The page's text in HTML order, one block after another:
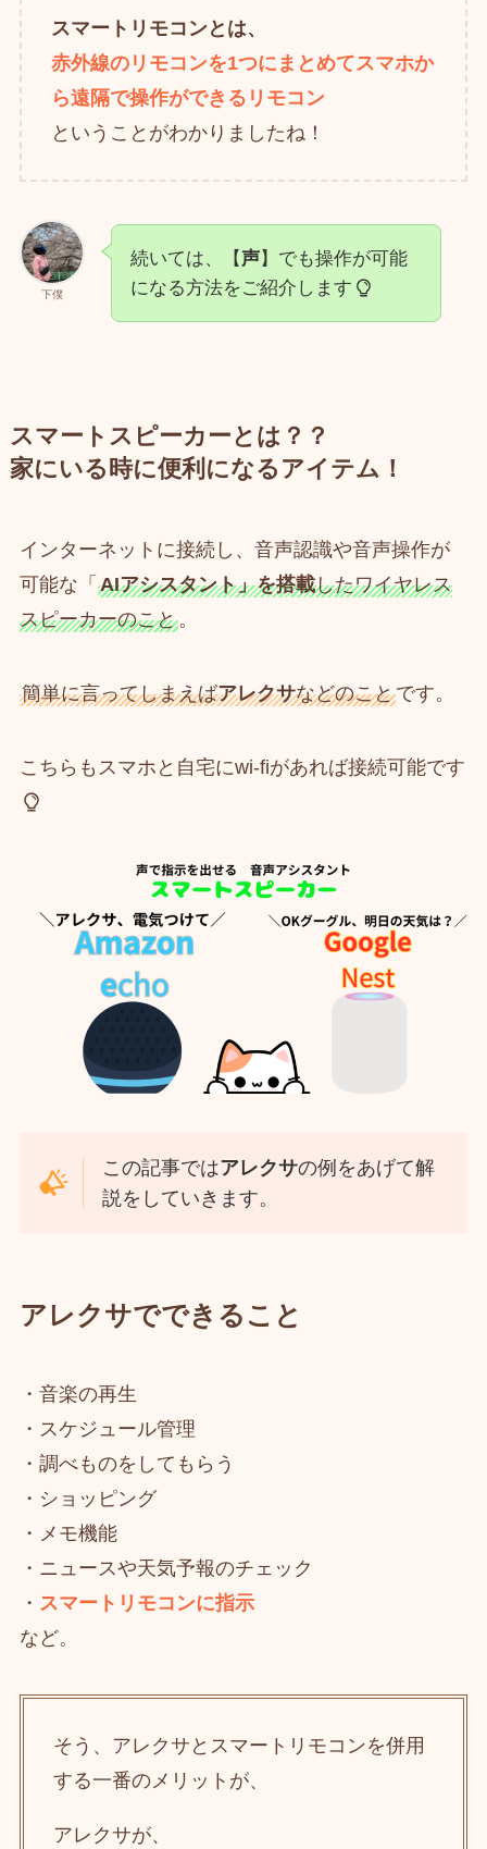
スマートリモコンとは、
赤外線のリモコンを1つにまとめてスマホか
ら遠隔で操作ができるリモコン
ということがわかりましたね！
下僕
続いては、【声】でも操作が可能
になる方法をご紹介します
スマートスピーカーとは？？
家にいる時に便利になるアイテム！
インターネットに接続し、音声認識や音声操作が
可能な「 AIアシスタント」を搭載したワイヤレス
スピーカーのこと。
簡単に言ってしまえばアレクサなどのことです。
こちらもスマホと自宅にwi-fiがあれば接続可能です
この記事ではアレクサの例をあげて解
説をしていきます。
アレクサでできること
・音楽の再生
・スケジュール管理
・調べものをしてもらう
・ショッピング
・メモ機能
・ニュースや天気予報のチェック
・ スマートリモコンに指示
など。
そう、アレクサとスマートリモコンを併用
する一番のメリットが、
アレクサが、